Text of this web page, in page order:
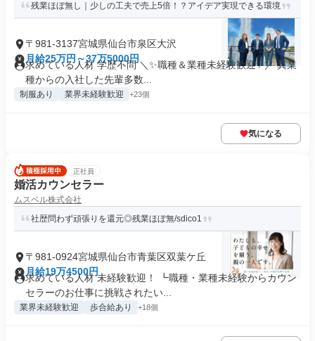
残業ほぼ無し｜少しの工夫で売上5倍！？アイデア実現できる環境
〒981-3137宮城県仙台市泉区大沢
月給25万円～37万5000円
求めている人材 学歴不問 ＼✨職種＆業種未経験歓迎✨／ 異業
種からの入社した先輩多数...
制服あり 業界未経験歓迎 +23個
気になる
正社員
婚活カウンセラー
ムスベル株式会社
社歴問わず頑張りを還元◎残業ほぼ無/sdico1
〒981-0924宮城県仙台市青葉区双葉ケ丘
月給19万4500円
求めている人材 未経験歓迎！ ┗職種・業種未経験からカウン
セラーのお仕事に挑戦されたい...
業界未経験歓迎 歩合給あり +18個